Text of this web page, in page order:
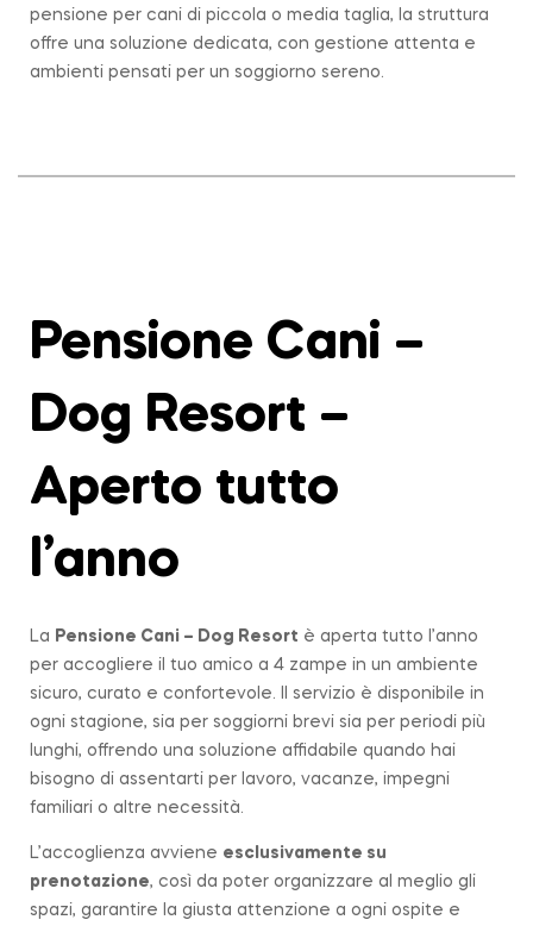
pensione per cani di piccola o media taglia, la struttura
offre una soluzione dedicata, con gestione attenta e
ambienti pensati per un soggiorno sereno.
Pensione Cani –
Dog Resort –
Aperto tutto
l’anno
La Pensione Cani – Dog Resort è aperta tutto l’anno
per accogliere il tuo amico a 4 zampe in un ambiente
sicuro, curato e confortevole. Il servizio è disponibile in
ogni stagione, sia per soggiorni brevi sia per periodi più
lunghi, offrendo una soluzione affidabile quando hai
bisogno di assentarti per lavoro, vacanze, impegni
familiari o altre necessità.
L’accoglienza avviene esclusivamente su
prenotazione, così da poter organizzare al meglio gli
spazi, garantire la giusta attenzione a ogni ospite e